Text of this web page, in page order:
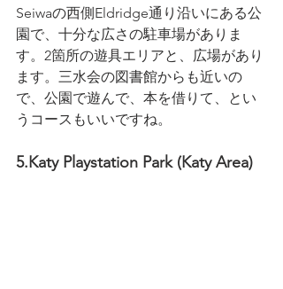
Seiwaの西側Eldridge通り沿いにある公
園で、十分な広さの駐車場がありま
す。2箇所の遊具エリアと、広場があり
ます。三水会の図書館からも近いの
で、公園で遊んで、本を借りて、とい
うコースもいいですね。
5.Katy Playstation Park (Katy Area)